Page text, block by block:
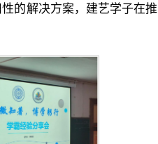
的解决方案，建艺学子在推